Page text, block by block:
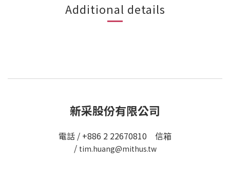
Additional details
新采股份有限公司
電話 / +886 2 22670810 信箱
/ tim.huang@mithus.tw